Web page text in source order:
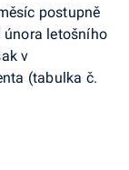
postupně
února letošního
v
(tabulka č.